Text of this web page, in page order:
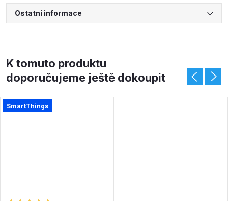
Ostatní informace
K tomuto produktu
doporučujeme ještě dokoupit
SmartThings